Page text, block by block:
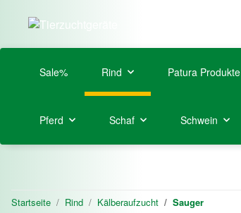
Sale% Rind Patura Produkte
Pferd Schaf Schwein
Startseite Rind Kälberaufzucht Sauger